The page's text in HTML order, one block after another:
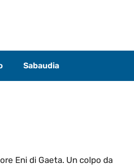
Sabaudia
Eni di Gaeta. Un colpo da